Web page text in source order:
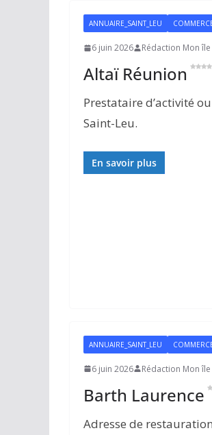
ANNUAIRE_SAINT_LEU
6 juin 2026 Rédaction Mon
Altaï Réunion
Prestataire d’activité
Saint-Leu.
En savoir plus
ANNUAIRE_SAINT_LEU
6 juin 2026 Rédaction Mon
Barth Laurence
Adresse de